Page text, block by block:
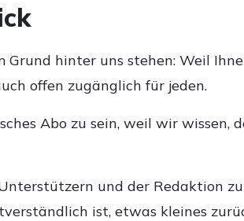
hinter uns stehen: Weil
offen zugänglich für jeden.
Abo zu sein, weil wir
und der Redaktion
ist, etwas kleines